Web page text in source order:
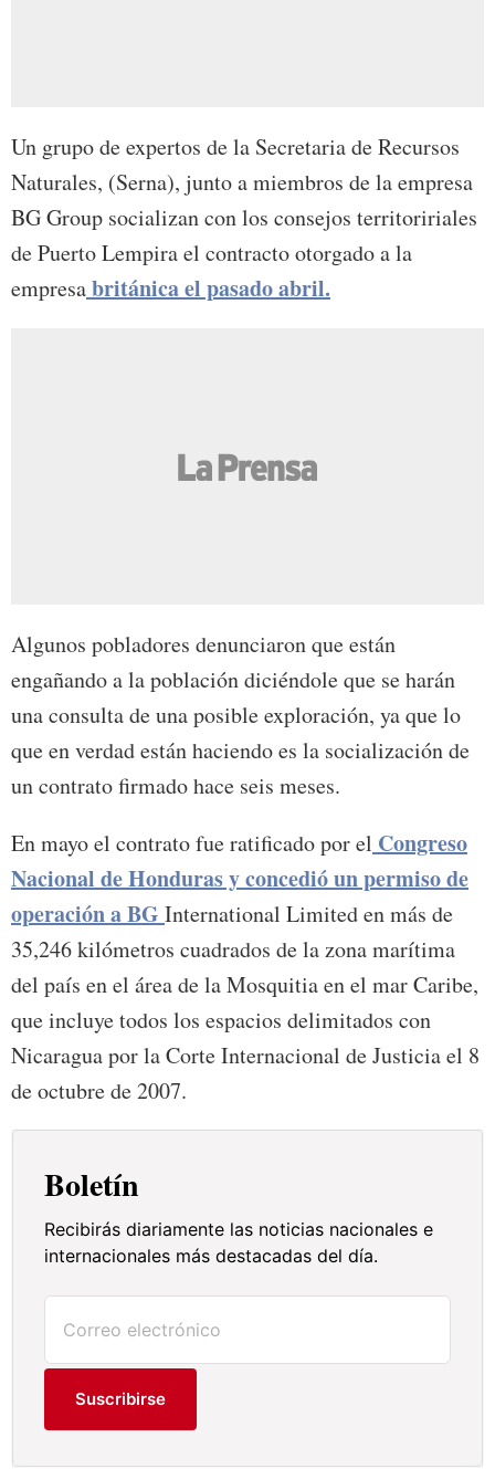
Un grupo de expertos de la Secretaria de Recursos
Naturales, (Serna), junto a miembros de la empresa
BG Group socializan con los consejos territoririales
de Puerto Lempira el contracto otorgado a la
empresabritánica el pasado abril.
Algunos pobladores denunciaron que están
engañando a la población diciéndole que se harán
una consulta de una posible exploración, ya que lo
que en verdad están haciendo es la socialización de
un contrato firmado hace seis meses.
En mayo el contrato fue ratificado por el Congreso
Nacional de Honduras y concedió un permiso de
operación a BG International Limited en más de
35,246 kilómetros cuadrados de la zona marítima
del país en el área de la Mosquitia en el mar Caribe,
que incluye todos los espacios delimitados con
Nicaragua por la Corte Internacional de Justicia el 8
de octubre de 2007.
Boletín
Recibirás diariamente las noticias nacionales e
internacionales más destacadas del día.
Suscribirse